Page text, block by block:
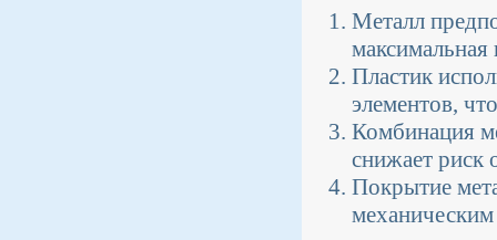
Металл
максимальная
Пластик
элементов,
Комбинация
снижает риск
Покрытие